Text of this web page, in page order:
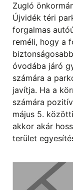
Zugló
Újvidék téri
forgalmas
reméli, hogy a
óvodába járó
számára a
javítja. Ha a
számára
május 5.
akkor akár
terület